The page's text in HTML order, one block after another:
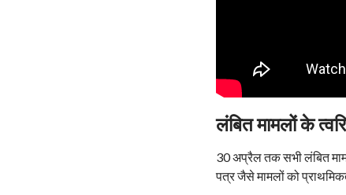
लंबित मामलों के
30 अप्रैल तक सभी लंबित
पत्र जैसे मामलों को